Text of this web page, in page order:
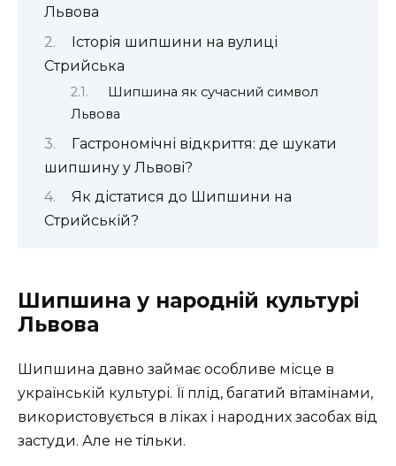
Львова
Історія шипшини на вулиці
Стрийська
Шипшина як сучасний символ
Львова
Гастрономічні відкриття: де шукати
шипшину у Львові?
Як дістатися до Шипшини на
Стрийській?
Шипшина у народній культурі
Львова
Шипшина давно займає особливе місце в
українській культурі. Її плід, багатий вітамінами,
використовується в ліках і народних засобах від
застуди. Але не тільки.